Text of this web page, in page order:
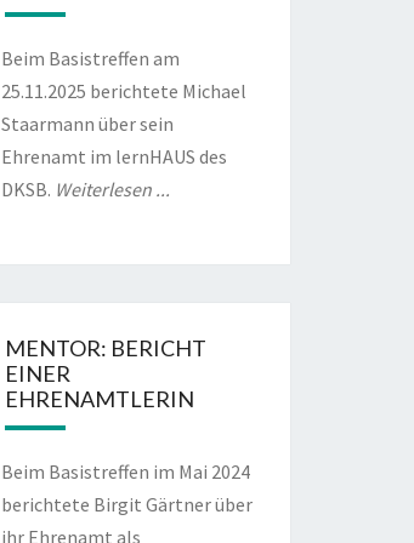
Beim Basistreffen am
25.11.2025 berichtete Michael
Staarmann über sein
Ehrenamt im lernHAUS des
DKSB. Weiterlesen ...
MENTOR: BERICHT
EINER
EHRENAMTLERIN
Beim Basistreffen im Mai 2024
berichtete Birgit Gärtner über
ihr Ehrenamt als